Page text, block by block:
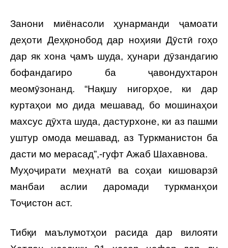
Занони миёнасоли ҳунарманди ҷамоати
деҳоти Деҳқонобод дар ноҳияи Дӯстӣ гоҳо
дар як хона ҷамъ шуда, ҳунари дӯзандагию
бофандагиро ба ҷавондухтарон
меомӯзонанд. “Нақшу нигорҳое, ки дар
куртаҳои мо дида мешавад, бо мошинаҳои
махсус дӯхта шуда, дастурхоне, ки аз пашми
уштур омода мешавад, аз Туркманистон ба
дасти мо мерасад”,-гуфт Ажаб Шахавнова.
Муҳоҷирати меҳнатӣ ва соҳаи кишоварзӣ
манбаи аслии даромади туркманҳои
Тоҷистон аст.
Тибқи маълумотҳои расида дар вилояти